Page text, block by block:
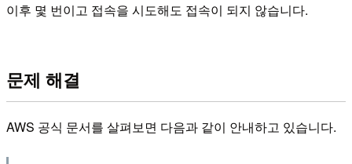
이후 몇 번이고 접속을 시도해도 접속이 되지 않습니다.
문제 해결
AWS 공식 문서를 살펴보면 다음과 같이 안내하고 있습니다.